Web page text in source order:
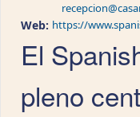
Web: https://
El
pleno